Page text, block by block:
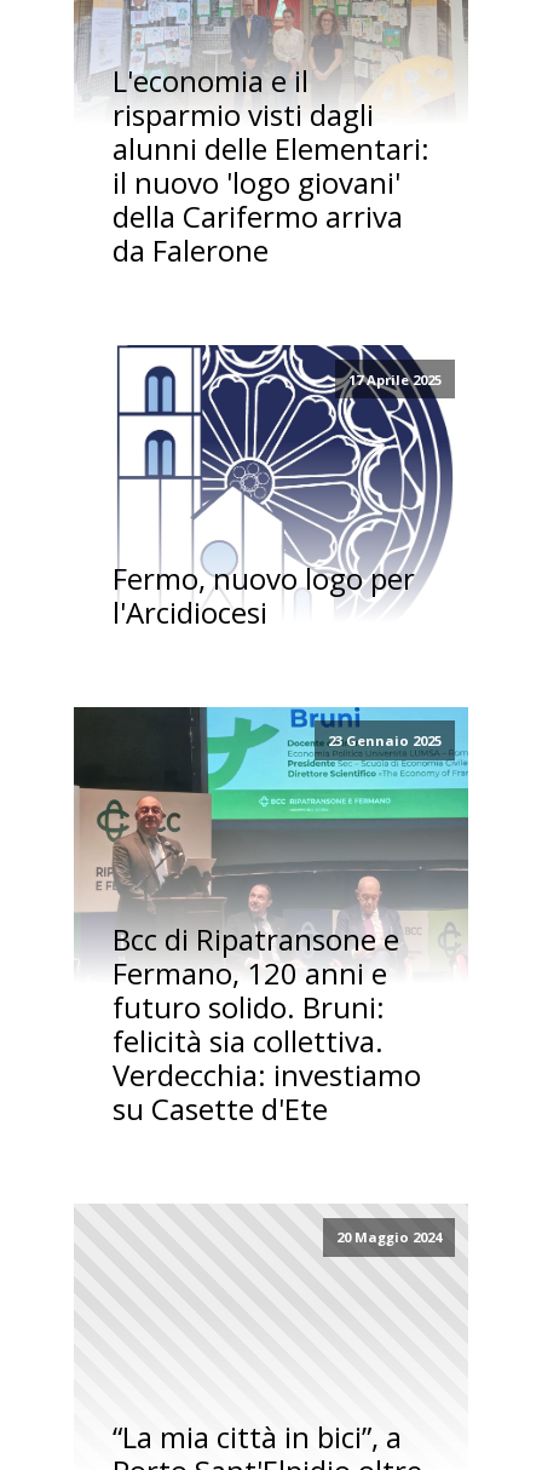
L'economia e il
risparmio visti dagli
alunni delle Elementari:
il nuovo 'logo giovani'
della Carifermo arriva
da Falerone
17 Aprile 2025
Fermo, nuovo logo per
l'Arcidiocesi
23 Gennaio 2025
Bcc di Ripatransone e
Fermano, 120 anni e
futuro solido. Bruni:
felicità sia collettiva.
Verdecchia: investiamo
su Casette d'Ete
20 Maggio 2024
“La mia città in bici”, a